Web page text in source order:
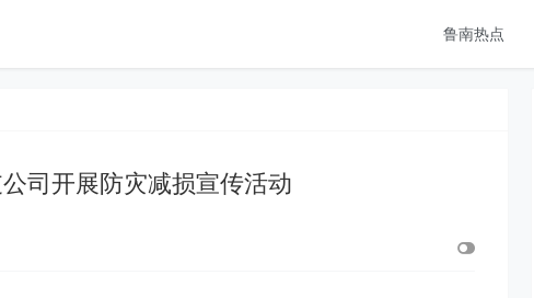
鲁南热点
司开展防灾减损宣传活动